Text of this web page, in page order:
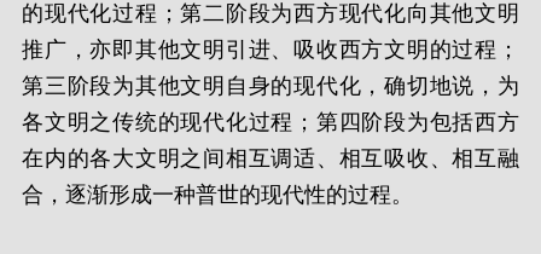
的现代化过程；第二阶段为西方现代化向其他文明
推广，亦即其他文明引进、吸收西方文明的过程；
第三阶段为其他文明自身的现代化，确切地说，为
各文明之传统的现代化过程；第四阶段为包括西方
在内的各大文明之间相互调适、相互吸收、相互融
合，逐渐形成一种普世的现代性的过程。